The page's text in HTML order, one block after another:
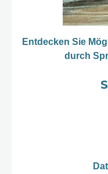
Entdecken Sie
durch